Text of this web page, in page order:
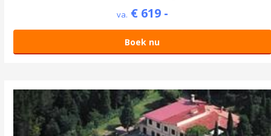
va. € 619 -
Boek nu